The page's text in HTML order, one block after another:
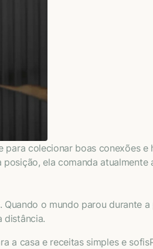
colecionar boas conexões e
ela comanda atualmente
o mundo parou durante
distância.
a casa e receitas simples e